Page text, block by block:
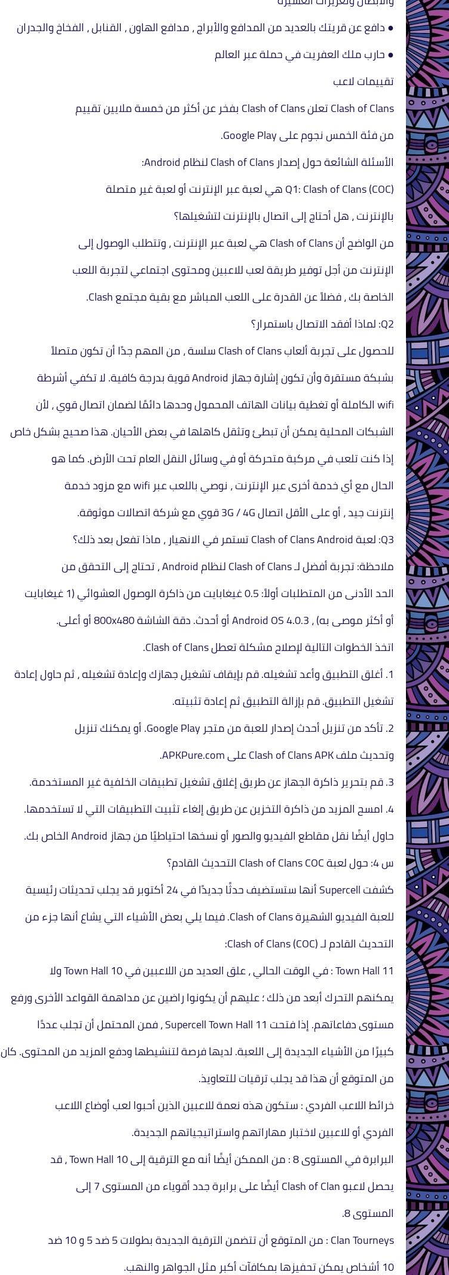
● دافع عن قريتك بالعديد من المدافع والأبراج ، مدافع الهاون ، القنابل ، الفخاخ والجدران
● حارب ملك العفريت في حملة عبر العالم
تقييمات لاعب
Clash of Clans تعلن Clash of Clans بفخر عن أكثر من خمسة ملايين تقييم
من فئة الخمس نجوم على Google Play.
الأسئلة الشائعة حول إصدار Clash of Clans لنظام Android:
Q1: Clash of Clans (COC) هي لعبة عبر الإنترنت أو لعبة غير متصلة
بالإنترنت ، هل أحتاج إلى اتصال بالإنترنت لتشغيلها؟
من الواضح أن Clash of Clans هي لعبة عبر الإنترنت ، وتتطلب الوصول إلى
الإنترنت من أجل توفير طريقة لعب للاعبين ومحتوى اجتماعي لتجربة اللعب
الخاصة بك ، فضلاً عن القدرة على اللعب المباشر مع بقية مجتمع Clash.
Q2: لماذا أفقد الاتصال باستمرار؟
للحصول على تجربة ألعاب Clash of Clans سلسة ، من المهم جدًا أن تكون متصلاً
بشبكة مستقرة وأن تكون إشارة جهاز Android قوية بدرجة كافية. لا تكفي أشرطة
wifi الكاملة أو تغطية بيانات الهاتف المحمول وحدها دائمًا لضمان اتصال قوي ، لأن
الشبكات المحلية يمكن أن تبطئ وتثقل كاهلها في بعض الأحيان. هذا صحيح بشكل خاص
إذا كنت تلعب في مركبة متحركة أو في وسائل النقل العام تحت الأرض. كما هو
الحال مع أي خدمة أخرى عبر الإنترنت ، نوصي باللعب عبر wifi مع مزود خدمة
إنترنت جيد ، أو على الأقل اتصال 3G / 4G قوي مع شركة اتصالات موثوقة.
Q3: لعبة Clash of Clans Android تستمر في الانهيار ، ماذا تفعل بعد ذلك؟
ملاحظة: تجربة أفضل لـ Clash of Clans لنظام Android ، تحتاج إلى التحقق من
الحد الأدنى من المتطلبات أولاً: 0.5 غيغابايت من ذاكرة الوصول العشوائي (1 غيغابايت
أو أكثر موصى به) ، Android OS 4.0.3 أو أحدث. دقة الشاشة 800x480 أو أعلى.
اتخذ الخطوات التالية لإصلاح مشكلة تعطل Clash of Clans.
1. أغلق التطبيق وأعد تشغيله. قم بإيقاف تشغيل جهازك وإعادة تشغيله ، ثم حاول إعادة
تشغيل التطبيق. قم بإزالة التطبيق ثم إعادة تثبيته.
2. تأكد من تنزيل أحدث إصدار للعبة من متجر Google Play. أو يمكنك تنزيل
وتحديث ملف Clash of Clans APK على APKPure.com.
3. قم بتحرير ذاكرة الجهاز عن طريق إغلاق تشغيل تطبيقات الخلفية غير المستخدمة.
4. امسح المزيد من ذاكرة التخزين عن طريق إلغاء تثبيت التطبيقات التي لا تستخدمها.
حاول أيضًا نقل مقاطع الفيديو والصور أو نسخها احتياطيًا من جهاز Android الخاص بك.
س 4: حول لعبة Clash of Clans COC التحديث القادم؟
كشفت Supercell أنها ستستضيف حدثًا جديدًا في 24 أكتوبر قد يجلب تحديثات رئيسية
للعبة الفيديو الشهيرة Clash of Clans. فيما يلي بعض الأشياء التي يشاع أنها جزء من
التحديث القادم لـ Clash of Clans (COC):
Town Hall 11 : في الوقت الحالي ، علق العديد من اللاعبين في Town Hall 10 ولا
يمكنهم التحرك أبعد من ذلك ؛ عليهم أن يكونوا راضين عن مداهمة القواعد الأخرى ورفع
مستوى دفاعاتهم. إذا فتحت Supercell Town Hall 11 ، فمن المحتمل أن تجلب عددًا
كبيرًا من الأشياء الجديدة إلى اللعبة. لديها فرصة لتنشيطها ودفع المزيد من المحتوى. كان
من المتوقع أن هذا قد يجلب ترقيات للتعاويذ.
خرائط اللاعب الفردي : ستكون هذه نعمة للاعبين الذين أحبوا لعب أوضاع اللاعب
الفردي أو للاعبين لاختبار مهاراتهم واستراتيجياتهم الجديدة.
البرابرة في المستوى 8 : من الممكن أيضًا أنه مع الترقية إلى Town Hall 10 ، قد
يحصل لاعبو Clash of Clan أيضًا على برابرة جدد أقوياء من المستوى 7 إلى
المستوى 8.
Clan Tourneys : من المتوقع أن تتضمن الترقية الجديدة بطولات 5 ضد 5 و 10 ضد
10 أشخاص يمكن تحفيزها بمكافآت أكبر مثل الجواهر والنهب.